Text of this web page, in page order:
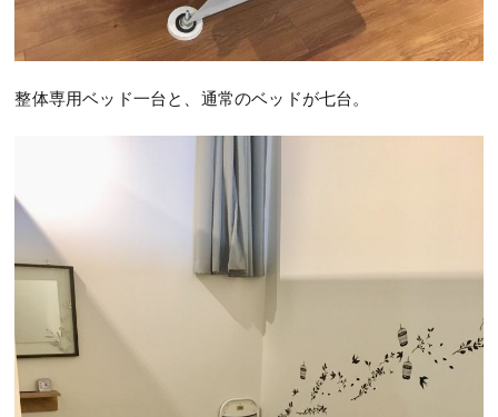
整体専用ベッド一台と、通常のベッドが七台。